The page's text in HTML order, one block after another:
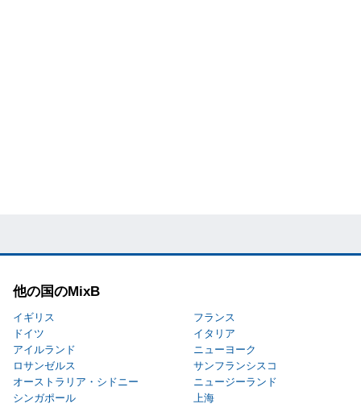
他の国のMixB
イギリス
フランス
ドイツ
イタリア
アイルランド
ニューヨーク
ロサンゼルス
サンフランシスコ
オーストラリア・シドニー
ニュージーランド
シンガポール
上海